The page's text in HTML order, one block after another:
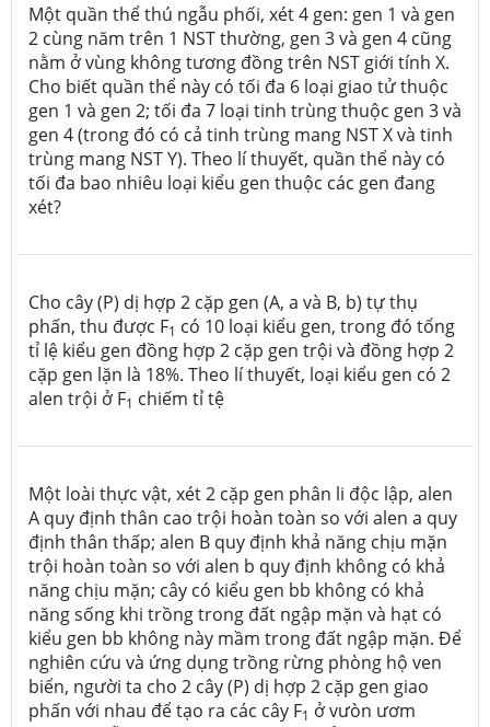
Một quần thể thú ngẫu phối, xét 4 gen: gen 1 và gen
2 cùng năm trên 1 NST thường, gen 3 và gen 4 cũng
nằm ở vùng không tương đồng trên NST giới tính X.
Cho biết quần thể này có tối đa 6 loại giao tử thuộc
gen 1 và gen 2; tối đa 7 loại tinh trùng thuộc gen 3 và
gen 4 (trong đó có cả tinh trùng mang NST X và tinh
trùng mang NST Y). Theo lí thuyết, quần thể này có
tối đa bao nhiêu loại kiểu gen thuộc các gen đang
xét?
Cho cây (P) dị hợp 2 cặp gen (A, a và B, b) tự thụ
phấn, thu được F1 có 10 loại kiểu gen, trong đó tổng
tỉ lệ kiểu gen đồng hợp 2 cặp gen trội và đồng hợp 2
cặp gen lặn là 18%. Theo lí thuyết, loại kiểu gen có 2
alen trội ở F1 chiếm tỉ tệ
Một loài thực vật, xét 2 cặp gen phân li độc lập, alen
A quy định thân cao trội hoàn toàn so với alen a quy
định thân thấp; alen B quy định khả năng chịu mặn
trội hoàn toàn so với alen b quy định không có khả
năng chịu mặn; cây có kiểu gen bb không có khả
năng sống khi trồng trong đất ngập mặn và hạt có
kiểu gen bb không này mầm trong đất ngập mặn. Để
nghiên cứu và ứng dụng trồng rừng phòng hộ ven
biển, người ta cho 2 cây (P) dị hợp 2 cặp gen giao
phấn với nhau để tạo ra các cây F1 ở vưòn ươm